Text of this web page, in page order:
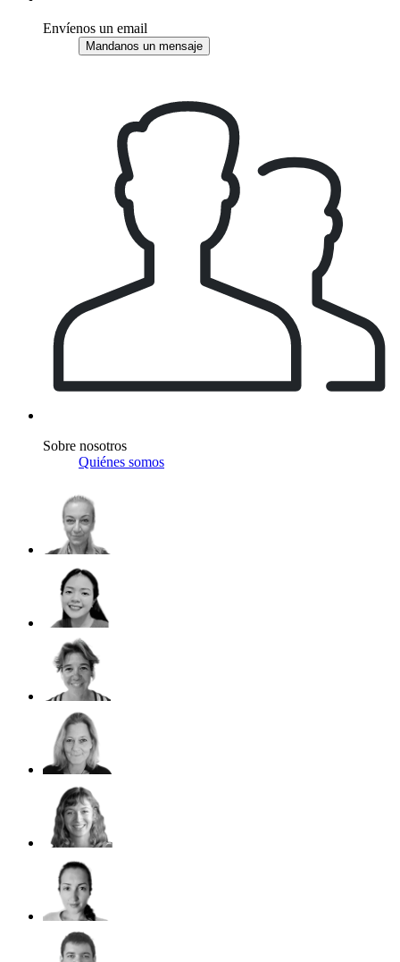
Envíenos un email
Mandanos un mensaje
Sobre nosotros
Quiénes somos